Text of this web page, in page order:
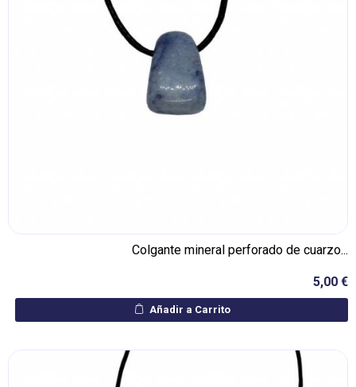
Colgante mineral perforado de cuarzo...
5,00 €
Añadir a Carrito